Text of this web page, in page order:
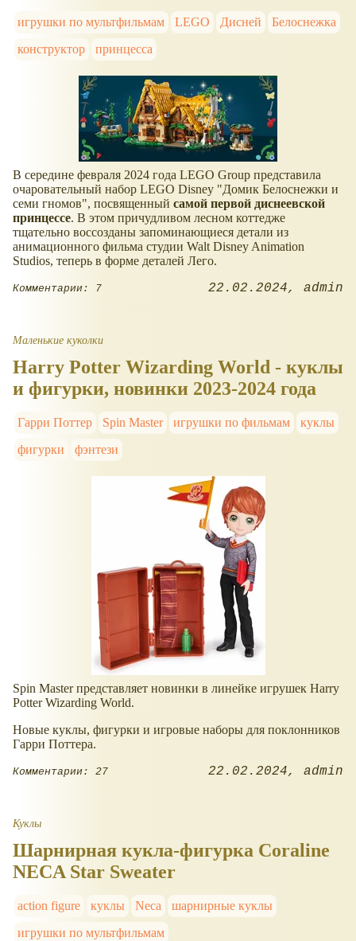
игрушки по мультфильмам LEGO Дисней
Белоснежка
конструктор
принцесса
В середине февраля 2024 года LEGO Group представила
очаровательный набор LEGO Disney "Домик Белоснежки и
семи гномов", посвященный самой первой диснеевской
принцессе. В этом причудливом лесном коттедже
тщательно воссозданы запоминающиеся детали из
анимационного фильма студии Walt Disney Animation
Studios, теперь в форме деталей Лего.
Комментарии: 7 22.02.2024 admin
Маленькие куколки
Harry Potter Wizarding World - куклы
и фигурки, новинки 2023-2024 года
Гарри Поттер Spin Master игрушки по фильмам
куклы
фигурки
фэнтези
Spin Master представляет новинки в линейке игрушек Harry
Potter Wizarding World.
Новые куклы, фигурки и игровые наборы для поклонников
Гарри Поттера.
Комментарии: 27 22.02.2024 admin
Куклы
Шарнирная кукла-фигурка Coraline
NECA Star Sweater
action figure куклы Neca
шарнирные куклы
игрушки по мультфильмам